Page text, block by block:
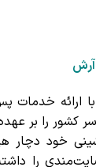
ارائه خدمات
کشور را بر
خود دچار
را